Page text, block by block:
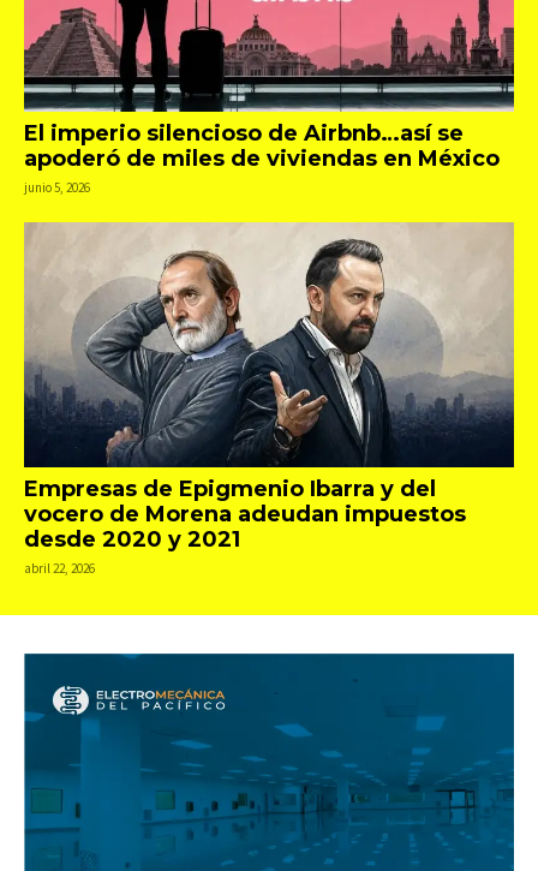
El imperio silencioso de Airbnb…así se
apoderó de miles de viviendas en México
junio 5, 2026
Empresas de Epigmenio Ibarra y del
vocero de Morena adeudan impuestos
desde 2020 y 2021
abril 22, 2026